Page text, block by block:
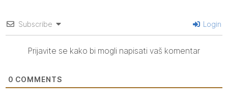
Subscribe Login
Prijavite se kako bi mogli napisati vaš komentar
0 COMMENTS